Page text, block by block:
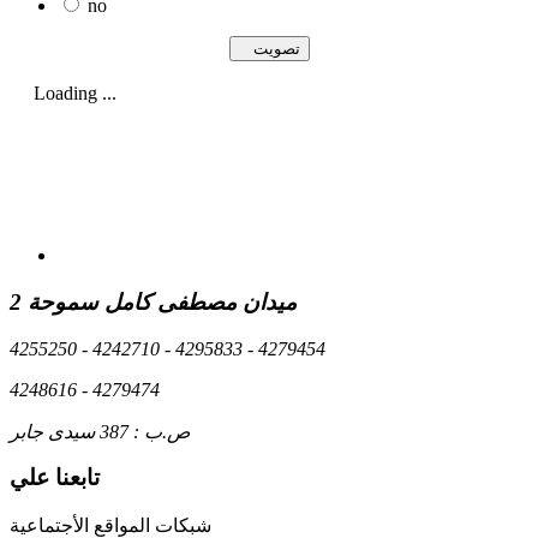
no
Loading ...
2 ميدان مصطفى كامل سموحة
4255250 - 4242710 - 4295833 - 4279454
4248616 - 4279474
ص.ب : 387 سيدى جابر
تابعنا علي
شبكات المواقع الأجتماعية